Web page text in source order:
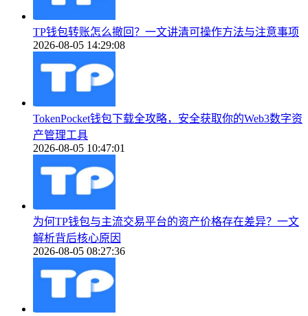
TP钱包转账怎么撤回？一文讲清可操作方法与注意事项
2026-08-05 14:29:08
TokenPocket钱包下载全攻略，安全获取你的Web3数字资
产管理工具
2026-08-05 10:47:01
为何TP钱包与主流交易平台的资产价格存在差异？一文
解析背后核心原因
2026-08-05 08:27:36